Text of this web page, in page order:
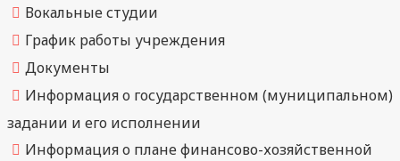
Вокальные студии
График работы учреждения
Документы
Информация о государственном (муниципальном)
задании и его исполнении
Информация о плане финансово-хозяйственной